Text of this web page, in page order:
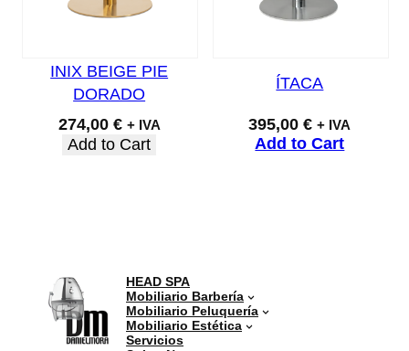
INIX BEIGE PIE
DORADO
274,00 € + IVA
Add to Cart
ÍTACA
395,00€ + IVA
Add to Cart
HEAD SPA
Mobiliario Barbería
Mobiliario Peluquería
Mobiliario Estética
Servicios